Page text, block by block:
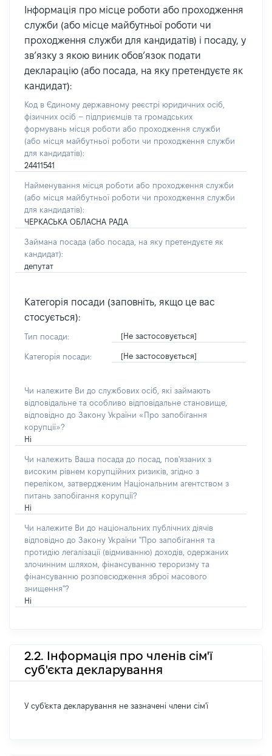
Інформація про місце роботи або проходження
служби (або місце майбутньої роботи чи
проходження служби для кандидатів) і посаду, у
зв’язку з якою виник обов’язок подати
декларацію (або посада, на яку претендуєте як
кандидат):
Код в Єдиному державному реєстрі юридичних осіб,
фізичних осіб – підприємців та громадських
формувань місця роботи або проходження служби
(або місця майбутньої роботи чи проходження служби
для кандидатів):
24411541
Найменування місця роботи або проходження служби
(або місця майбутньої роботи чи проходження служби
для кандидатів):
ЧЕРКАСЬКА ОБЛАСНА РАДА
Займана посада (або посада, на яку претендуєте як
кандидат):
депутат
Категорія посади (заповніть, якщо це вас
стосується):
Тип посади: [Не застосовується]
Категорія посади: [Не застосовується]
Чи належите Ви до службових осіб, які займають
відповідальне та особливо відповідальне становище,
відповідно до Закону України «Про запобігання
корупції»?
Ні
Чи належить Ваша посада до посад, пов'язаних з
високим рівнем корупційних ризиків, згідно з
переліком, затвердженим Національним агентством з
питань запобігання корупції?
Ні
Чи належите Ви до національних публічних діячів
відповідно до Закону України "Про запобігання та
протидію легалізації (відмиванню) доходів, одержаних
злочинним шляхом, фінансуванню тероризму та
фінансуванню розповсюдження зброї масового
знищення"?
Ні
2.2. Інформація про членів сім'ї
суб'єкта декларування
У суб'єкта декларування не зазначені члени сім'ї